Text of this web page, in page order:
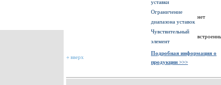
уставки
Ограничение
диапазона уставок
нет
Чувствительный
элемент
вверх
Подробная информация о
продукции >>>